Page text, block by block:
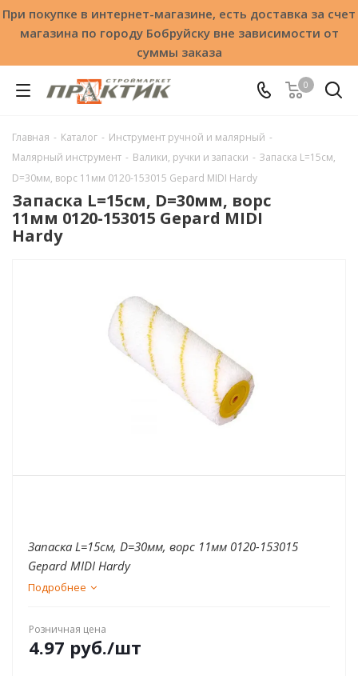
При покупке в интернет-магазине, есть доставка за счет
магазина по городу Бобруйску вне зависимости от
суммы заказа
0
Главная - Каталог - Инструмент ручной и малярный -
Малярный инструмент - Валики, ручки и запаски - Запаска L=15см,
D=30мм, ворс 11мм 0120-153015 Gepard MIDI Hardy
Запаска L=15см, D=30мм, ворс
11мм 0120-153015 Gepard MIDI
Hardy
Запаска L=15см, D=30мм, ворс 11мм 0120-153015
Gepard MIDI Hardy
Подробнее
Розничная цена
4.97 руб./шт